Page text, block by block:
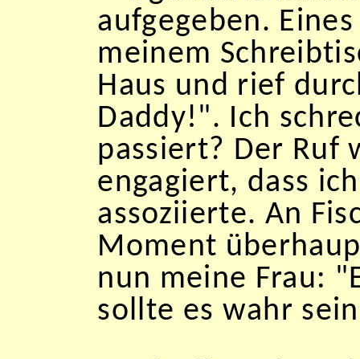
aufgegeben.
meinem
Haus und rief
Daddy!". Ich
passiert? Der Ruf
engagiert, dass
assoziierte. An
Moment
nun meine Frau:
sollte es wahr